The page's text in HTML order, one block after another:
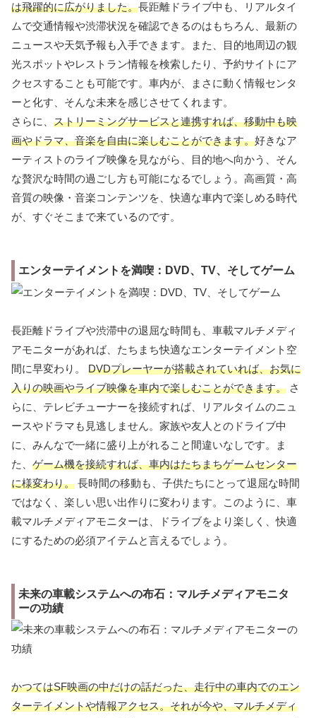
は飛躍的に広がりました。長距離ドライブ中も、リアルタイ
ムで交通情報や渋滞状況を確認できるのはもちろん、最新の
ニュースや天気予報も入手できます。また、目的地周辺の観
光スポットやレストラン情報を検索したり、予約サイトにア
クセスすることも可能です。車内が、まさに動く情報センタ
ーと化す、そんな未来を感じさせてくれます。
さらに、 ストリーミングサービスと連携すれば、移動中も映
画やドラマ、音楽を自由に楽しむことができます。好きなア
ーティストのライブ映像を見ながら、目的地へ向かう、そん
な贅沢な時間の過ごし方も可能になるでしょう。高画質・高
音質の映像・音楽コンテンツを、快適な車内で楽しめる時代
が、すぐそこまで来ているのです。
エンターテイメントを満喫：DVD、TV、そしてゲーム
長距離ドライブや渋滞中の退屈な時間も、車載マルチメディ
アモニターがあれば、たちまち快適なエンターテイメント空
間に早変わり。 DVDプレーヤーが搭載されていれば、お気に
入りの映画やライブ映像を車内で楽しむことができます。 さ
らに、テレビチューナーを接続すれば、リアルタイムのニュ
ースやドラマも見逃しません。家族や友人とのドライブ中
に、みんなで一緒に盛り上がれること間違いなしです。ま
た、 ゲーム機を接続すれば、車内はたちまちゲームセンター
に様変わり。 長時間の移動も、子供たちにとって退屈な時間
ではなく、楽しい思い出作りに変わります。このように、車
載マルチメディアモニターは、ドライブをより楽しく、快適
にするための必須アイテムと言えるでしょう。
未来の車載システムへの布石：マルチメディアモニタ
ーの功績
かつてはSF映画の中だけの話だった、走行中の車内でのエン
ターテイメントや情報アクセス。それが今や、マルチメディ